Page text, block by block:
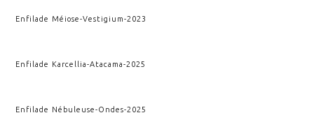
Enfilade Méiose-Vestigium-2023
Enfilade Karcellia-Atacama-2025
Enfilade Nébuleuse-Ondes-2025